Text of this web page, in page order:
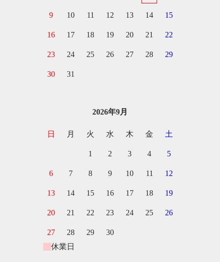
9 10 11 12 13 14 15
16 17 18 19 20 21 22
23 24 25 26 27 28 29
30 31
2026年9月
日 月 火 水 木 金 土
1 2 3 4 5
6 7 8 9 10 11 12
13 14 15 16 17 18 19
20 21 22 23 24 25 26
27 28 29
30
休業日